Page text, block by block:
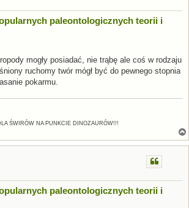
paleontologicznych teorii i
mogły posiadać, nie trąbę ale coś w rodzaju
ruchomy twór mógł być do pewnego stopnia
pokarmu.
ŚWIRÓW NA PUNKCIE DINOZAURÓW!!!
paleontologicznych teorii i